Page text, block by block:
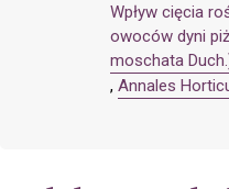
Wpływ cięcia
owoców dyni
moschata
, Annales